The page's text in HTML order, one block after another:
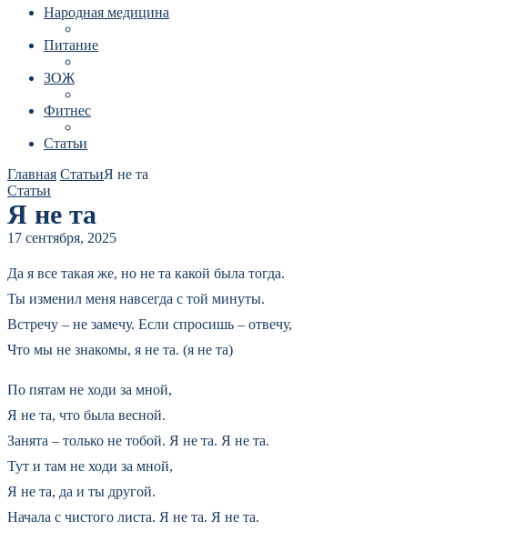
Народная медицина
Питание
ЗОЖ
Фитнес
Статьи
Главная СтатьиЯ не та
Статьи
Я не та
17 сентября, 2025
Да я все такая же, но не та какой была тогда.
Ты изменил меня навсегда с той минуты.
Встречу – не замечу. Если спросишь – отвечу,
Что мы не знакомы, я не та. (я не та)
По пятам не ходи за мной,
Я не та, что была весной.
Занята – только не тобой. Я не та. Я не та.
Тут и там не ходи за мной,
Я не та, да и ты другой.
Начала с чистого листа. Я не та. Я не та.